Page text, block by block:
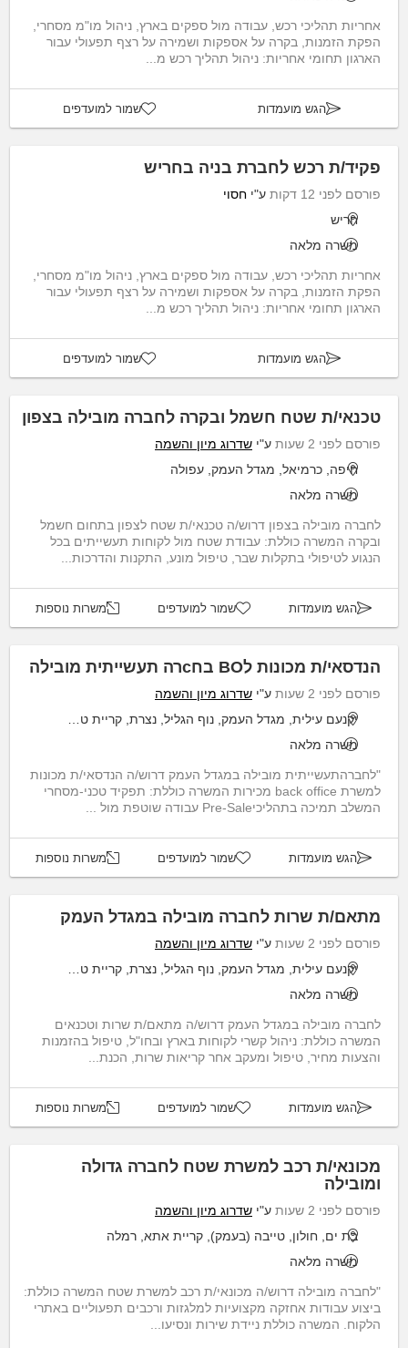
אחריות תהליכי רכש, עבודה מול ספקים בארץ, ניהול מו"מ מסחרי,
הפקת הזמנות, בקרה על אספקות ושמירה על רצף תפעולי עבור
הארגון תחומי אחריות: ניהול תהליך רכש מ...
הגש מועמדות שמור למועדפים
פקיד/ת רכש לחברת בניה בחריש
פורסם לפני 12 דקות ע"י חסוי
חריש
משרה מלאה
אחריות תהליכי רכש, עבודה מול ספקים בארץ, ניהול מו"מ מסחרי,
הפקת הזמנות, בקרה על אספקות ושמירה על רצף תפעולי עבור
הארגון תחומי אחריות: ניהול תהליך רכש מ...
הגש מועמדות שמור למועדפים
טכנאי/ת שטח חשמל ובקרה לחברה מובילה בצפון
פורסם לפני 2 שעות ע"י שדרוג מיון והשמה
חיפה, כרמיאל, מגדל העמק, עפולה
משרה מלאה
לחברה מובילה בצפון דרוש/ה טכנאי/ת שטח לצפון בתחום חשמל
ובקרה המשרה כוללת: עבודת שטח מול לקוחות תעשייתים בכל
הנגוע לטיפולי בתקלות שבר, טיפול מונע, התקנות והדרכות...
הגש מועמדות שמור למועדפים משרות נוספות
הנדסאי/ת מכונות לBO בחcרה תעשייתית מובילה
פורסם לפני 2 שעות ע"י שדרוג מיון והשמה
יקנעם עילית, מגדל העמק, נוף הגליל, נצרת, קריית טבעון
משרה מלאה
"לחברהתעשייתית מובילה במגדל העמק דרוש/ה הנדסאי/ת מכונות
למשרת back office מכירות המשרה כוללת: תפקיד טכני-מסחרי
המשלב תמיכה בתהליכיPre-Sale עבודה שוטפת מול ...
הגש מועמדות שמור למועדפים משרות נוספות
מתאם/ת שרות לחברה מובילה במגדל העמק
פורסם לפני 2 שעות ע"י שדרוג מיון והשמה
יקנעם עילית, מגדל העמק, נוף הגליל, נצרת, קריית טבעון
משרה מלאה
לחברה מובילה במגדל העמק דרוש/ה מתאם/ת שרות וטכנאים
המשרה כוללת: ניהול קשרי לקוחות בארץ ובחו"ל, טיפול בהזמנות
והצעות מחיר, טיפול ומעקב אחר קריאות שרות, הכנת...
הגש מועמדות שמור למועדפים משרות נוספות
מכונאי/ת רכב למשרת שטח לחברה גדולה
ומובילה
פורסם לפני 2 שעות ע"י שדרוג מיון והשמה
בת ים, חולון, טייבה (בעמק), קריית אתא, רמלה
משרה מלאה
"לחברה מובילה דרוש/ה מכונאי/ת רכב למשרת שטח המשרה כוללת:
ביצוע עבודות אחזקה מקצועיות למלגזות ורכבים תפעוליים באתרי
הלקוח. המשרה כוללת ניידת שירות ונסיעו...